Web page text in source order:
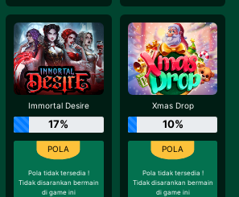
Immortal Desire
17%
Pola tidak tersedia !
Tidak disarankan bermain
di game ini
Xmas Drop
10%
Pola tidak tersedia !
Tidak disarankan bermain
di game ini